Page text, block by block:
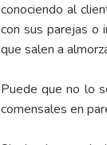
conociendo al
con sus parejas o
que salen a
Puede que no lo
comensales en